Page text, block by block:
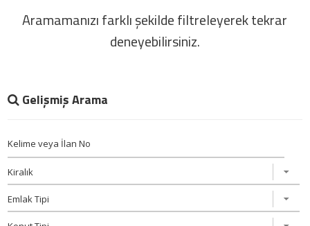
Aramamanızı farklı şekilde filtreleyerek tekrar
deneyebilirsiniz.
Gelişmiş Arama